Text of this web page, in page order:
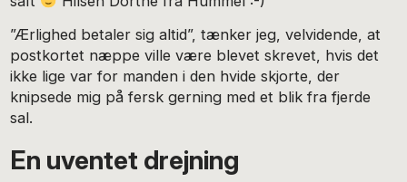
”Ærlighed betaler sig altid”, tænker jeg, velvidende, at
postkortet næppe ville være blevet skrevet, hvis det
ikke lige var for manden i den hvide skjorte, der
knipsede mig på fersk gerning med et blik fra fjerde
sal.
En uventet drejning